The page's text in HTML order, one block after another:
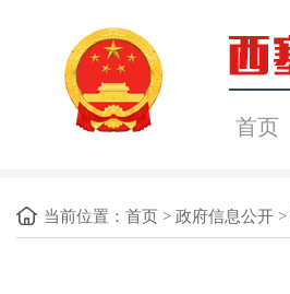
首页
当前位置： 首页 > 政府信息公开 >